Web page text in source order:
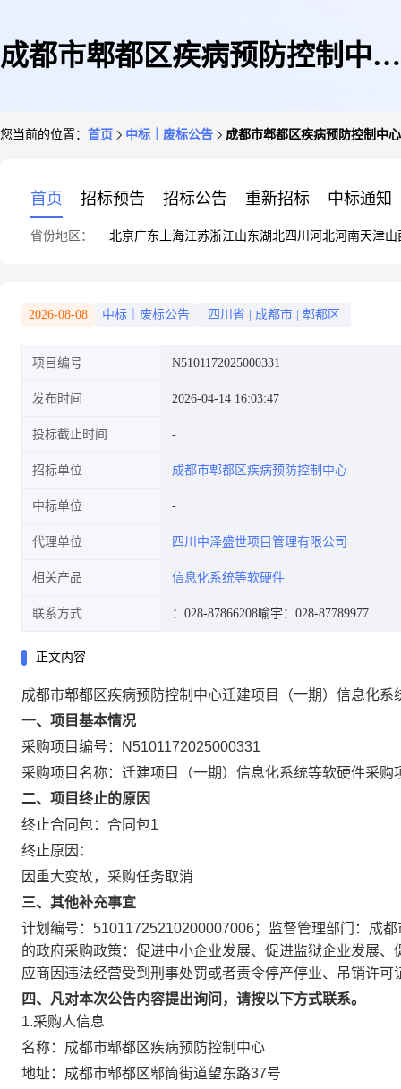
成都市郫都区疾病预防控制中心
您当前的位置： 首页 中标｜废标公告 成都市郫都区疾病预防控制中
首页 招标预告 招标公告 重新招标 中标通知
省份地区： 北京广东 上海江苏浙江山东湖北四川 河北河南天津山
2026-08-08 中标｜废标公告 四川省 成都市 郫都区
项目编号 N5101172025000331
发布时间 2026-04-14 16:03:47
投标截止时间
招标单位 成都市郫都区疾病预防控制中心
中标单位
代理单位 四川中泽盛世项目管理有限公司
相关产品 信息化系统等软硬件
联系方式 ：028-87866208喻宇：028-87789977
正文内容
成都市郫都区疾病预防控制中心迁建项目（一期）信息化系
一、项目基本情况
采购项目编号：N5101172025000331
采购项目名称：迁建项目（一期）信息化系统等软硬件采购
二、项目终止的原因
终止合同包： 合同包1
终止原因：
因重大变故，采购任务取消
三、其他补充事宜
计划编号：51011725210200007006；监督管理部门：成
的政府采购政策：促进中小企业发展、促进监狱企业发展
应商因违法经营受到刑事处罚或者责令停产停业、吊销许
四、凡对本次公告内容提出询问，请按以下方式联系。
1.采购人信息
名称： 成都市郫都区疾病预防控制中心
地址： 成都市郫都区郫筒街道望东路37号